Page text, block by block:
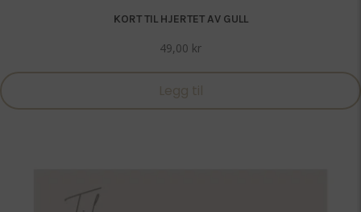
KORT TIL HJERTET AV GULL
49,00 kr
Legg til